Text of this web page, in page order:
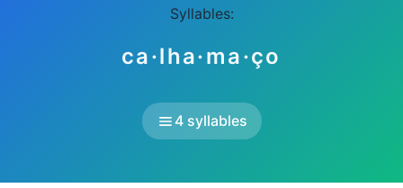
Syllables:
ca·lha·ma·ço
4 syllables